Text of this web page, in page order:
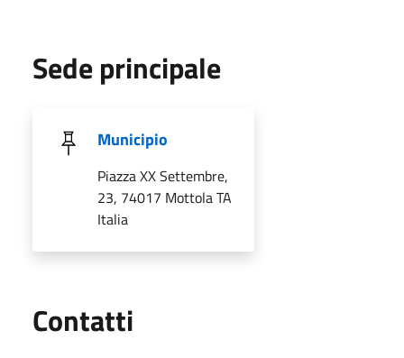
Sede principale
Municipio
Piazza XX Settembre,
23, 74017 Mottola TA
Italia
Contatti